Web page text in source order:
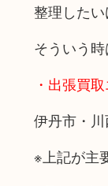
整理した
そういう
・出張買
伊丹市・
※上記が主